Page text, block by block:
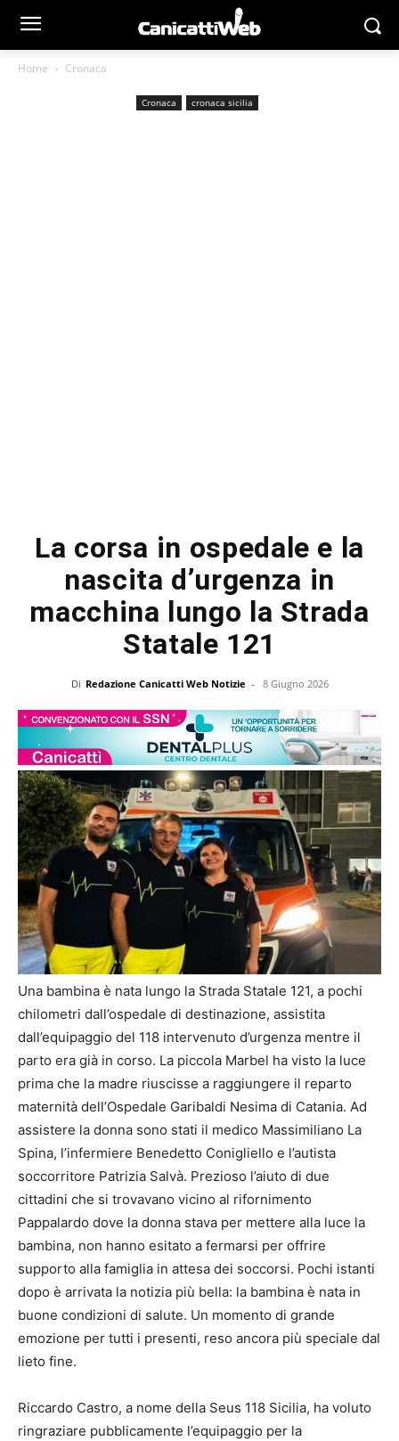
Home Cronaca
Cronaca cronaca sicilia
La corsa in ospedale e la
nascita d’urgenza in
macchina lungo la Strada
Statale 121
Di Redazione Canicatti Web Notizie - 8 Giugno 2026
Una bambina è nata lungo la Strada Statale 121, a pochi
chilometri dall’ospedale di destinazione, assistita
dall’equipaggio del 118 intervenuto d’urgenza mentre il
parto era già in corso. La piccola Marbel ha visto la luce
prima che la madre riuscisse a raggiungere il reparto
maternità dell’Ospedale Garibaldi Nesima di Catania. Ad
assistere la donna sono stati il medico Massimiliano La
Spina, l’infermiere Benedetto Conigliello e l’autista
soccorritore Patrizia Salvà. Prezioso l’aiuto di due
cittadini che si trovavano vicino al rifornimento
Pappalardo dove la donna stava per mettere alla luce la
bambina, non hanno esitato a fermarsi per offrire
supporto alla famiglia in attesa dei soccorsi. Pochi istanti
dopo è arrivata la notizia più bella: la bambina è nata in
buone condizioni di salute. Un momento di grande
emozione per tutti i presenti, reso ancora più speciale dal
lieto fine.
Riccardo Castro, a nome della Seus 118 Sicilia, ha voluto
ringraziare pubblicamente l’equipaggio per la